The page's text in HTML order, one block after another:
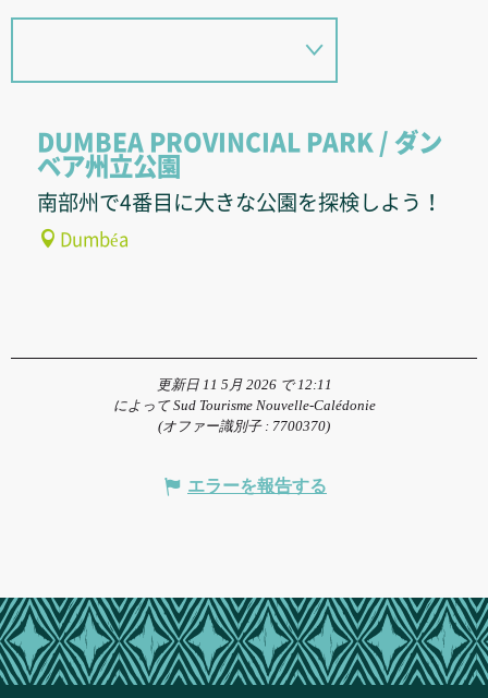
DUMBEA PROVINCIAL PARK / ダン
ベア州立公園
南部州で4番目に大きな公園を探検しよう！
Dumbéa
更新日 11 5月 2026 で 12:11
によって Sud Tourisme Nouvelle-Calédonie
(オファー識別子 : 7700370)
エラーを報告する